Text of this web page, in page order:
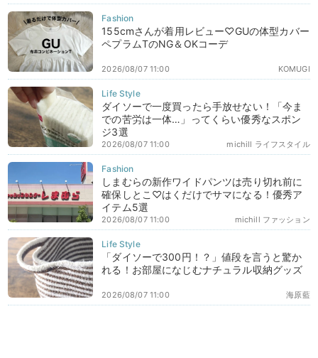
155cmさんが着用レビュー♡GUの体型カバー
ペプラムTのNG＆OKコーデ
KOMUGI
2026/08/07 11:00
ダイソーで一度買ったら手放せない！「今ま
での苦労は一体…」ってくらい優秀なスポン
ジ3選
michill ライフスタイル
2026/08/07 11:00
しまむらの新作ワイドパンツは売り切れ前に
確保しとこ♡はくだけでサマになる！優秀ア
イテム5選
michill ファッション
2026/08/07 11:00
「ダイソーで300円！？」値段を言うと驚か
れる！お部屋になじむナチュラル収納グッズ
海原藍
2026/08/07 11:00